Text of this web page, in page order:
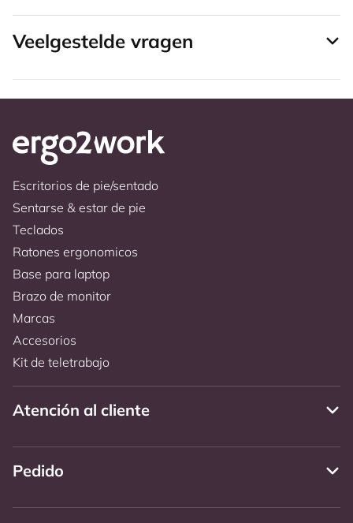
Veelgestelde vragen
Escritorios de pie/sentado
Sentarse & estar de pie
Teclados
Ratones ergonomicos
Base para laptop
Brazo de monitor
Marcas
Accesorios
Kit de teletrabajo
Atención al cliente
Pedido